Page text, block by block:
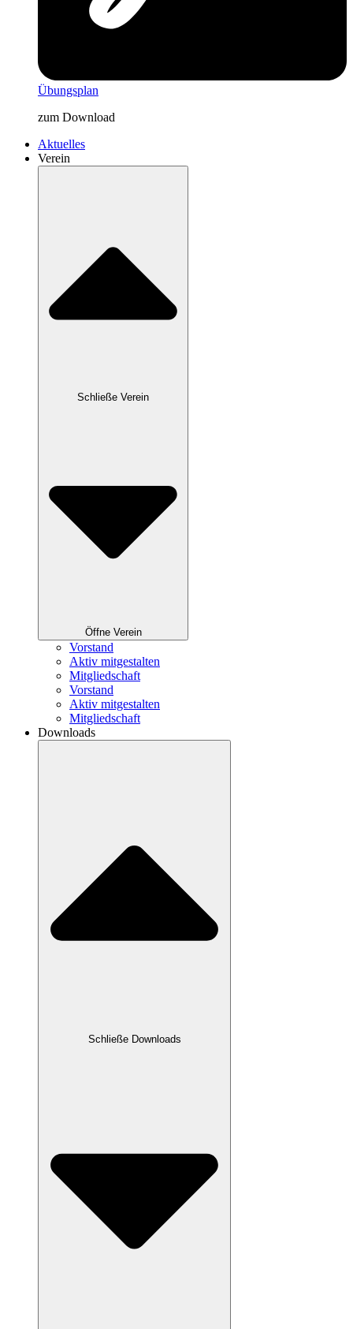
Übungsplan
zum Download
Aktuelles
Verein
Schließe Verein
Öffne Verein
Vorstand
Aktiv mitgestalten
Mitgliedschaft
Vorstand
Aktiv mitgestalten
Mitgliedschaft
Downloads
Schließe Downloads